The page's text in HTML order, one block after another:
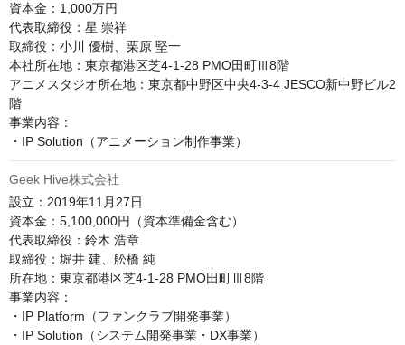
資本金：1,000万円
代表取締役：星 崇祥
取締役：小川 優樹、栗原 堅一
本社所在地：東京都港区芝4-1-28 PMO田町Ⅲ8階
アニメスタジオ所在地：東京都中野区中央4-3-4 JESCO新中野ビル2
階
事業内容：
・IP Solution（アニメーション制作事業）
Geek Hive株式会社
設立：2019年11月27日
資本金：5,100,000円（資本準備金含む）
代表取締役：鈴木 浩章
取締役：堀井 建、舩橋 純
所在地：東京都港区芝4-1-28 PMO田町Ⅲ8階
事業内容：
・IP Platform（ファンクラブ開発事業）